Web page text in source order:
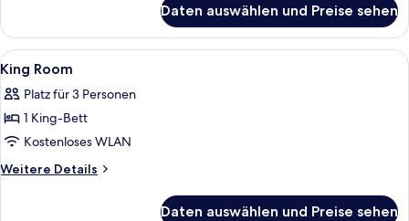
anzeigen
Room
With
Panoramic
View
Daten auswählen und Preise sehen
Alle
Fotos
für
King
Room
anzeigen
Ein Hotelzimmer mit Bett, Sofa,
5
King Room
Platz für 3 Personen
1 King-Bett
Kostenloses WLAN
Weitere Details
Weitere
Daten auswählen und Preise sehen